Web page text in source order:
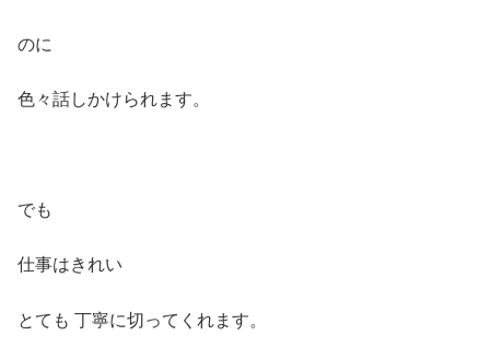
のに
色々話しかけられます。
でも
仕事はきれい
とても 丁寧に切ってくれます。